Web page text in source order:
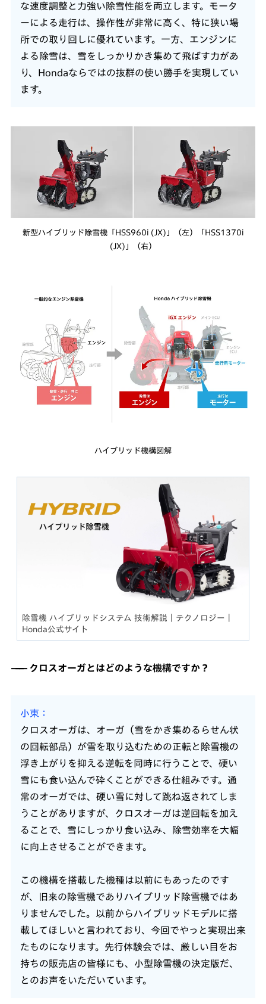
な速度調整と力強い除雪性能を両立します。モータ
ーによる走行は、操作性が非常に高く、特に狭い場
所での取り回しに優れています。一方、エンジンに
よる除雪は、雪をしっかりかき集めて飛ばす力があ
り、Hondaならではの抜群の使い勝手を実現してい
ます。
新型ハイブリッド除雪機「HSS960i (JX)」（左）「HSS1370i
(JX)」（右）
ハイブリッド機構図解
除雪機 ハイブリッドシステム 技術解説｜テクノロジー｜
Honda公式サイト
クロスオーガとはどのような機構ですか？
小東
クロスオーガは、オーガ（雪をかき集めるらせん状
の回転部品）が雪を取り込むための正転と除雪機の
浮き上がりを抑える逆転を同時に行うことで、硬い
雪にも食い込んで砕くことができる仕組みです。通
常のオーガでは、硬い雪に対して跳ね返されてしま
うことがありますが、クロスオーガは逆回転を加え
ることで、雪にしっかり食い込み、除雪効率を大幅
に向上させることができます。
この機構を搭載した機種は以前にもあったのです
が、旧来の除雪機でありハイブリッド除雪機ではあ
りませんでした。以前からハイブリッドモデルに搭
載してほしいと言われており、今回でやっと実現出来
たものになります。先行体験会では、厳しい目をお
持ちの販売店の皆様にも、小型除雪機の決定版だ、
とのお声をいただいています。